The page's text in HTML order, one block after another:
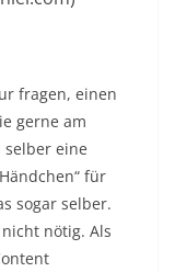
fragen, einen
gerne am
eine
für
sogar selber.
nötig. Als